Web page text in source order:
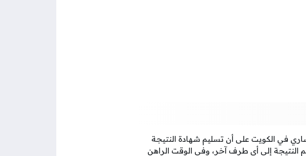
في الكويت على أن تسليم شهادة النتيجة
النتيجة إلى أي طرف آخر، وفي الوقت الراهن